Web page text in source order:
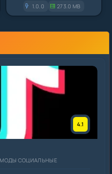
1.0.0 273.0 MB
4.1
СОЦИАЛЬНЫЕ